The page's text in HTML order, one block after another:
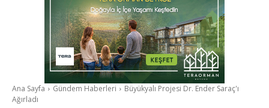
Ana Sayfa Gündem Haberleri
Büyükyalı Projesi Dr. Ender Saraç'ı
Ağırladı